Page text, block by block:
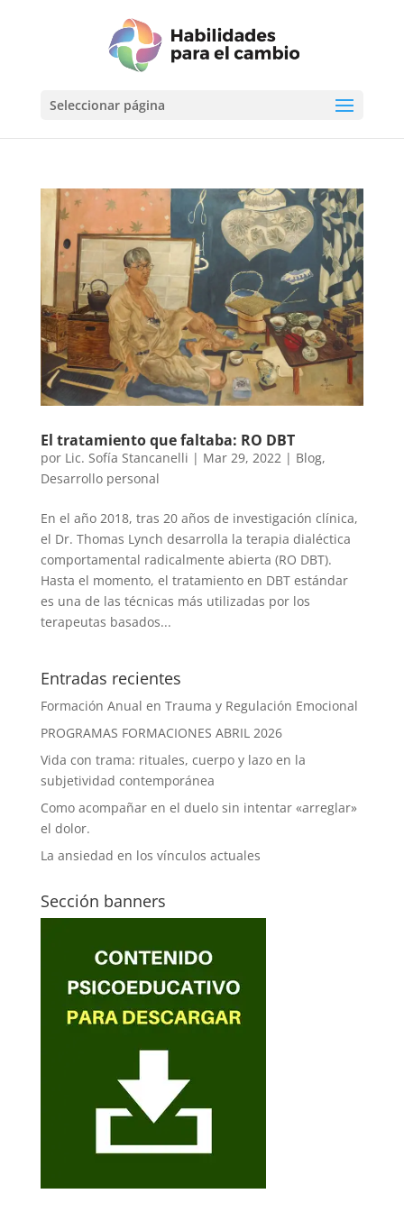
Seleccionar página
El tratamiento que faltaba: RO DBT
por Lic. Sofía Stancanelli | Mar 29, 2022 | Blog,
Desarrollo personal
En el año 2018, tras 20 años de investigación clínica,
el Dr. Thomas Lynch desarrolla la terapia dialéctica
comportamental radicalmente abierta (RO DBT).
Hasta el momento, el tratamiento en DBT estándar
es una de las técnicas más utilizadas por los
terapeutas basados...
Entradas recientes
Formación Anual en Trauma y Regulación Emocional
PROGRAMAS FORMACIONES ABRIL 2026
Vida con trama: rituales, cuerpo y lazo en la
subjetividad contemporánea
Como acompañar en el duelo sin intentar «arreglar»
el dolor.
La ansiedad en los vínculos actuales
Sección banners